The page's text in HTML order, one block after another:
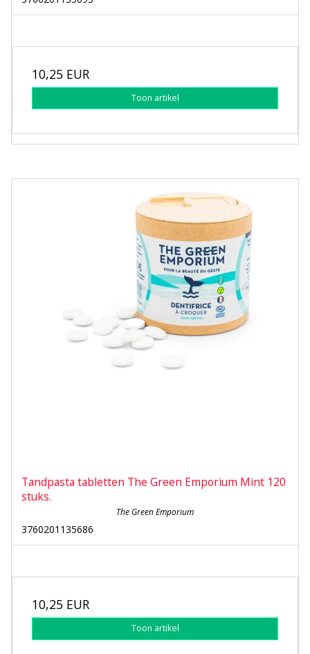
10,25 EUR
Toon artikel
Tandpasta tabletten The Green Emporium Mint 120
stuks.
The Green Emporium
3760201135686
10,25 EUR
Toon artikel